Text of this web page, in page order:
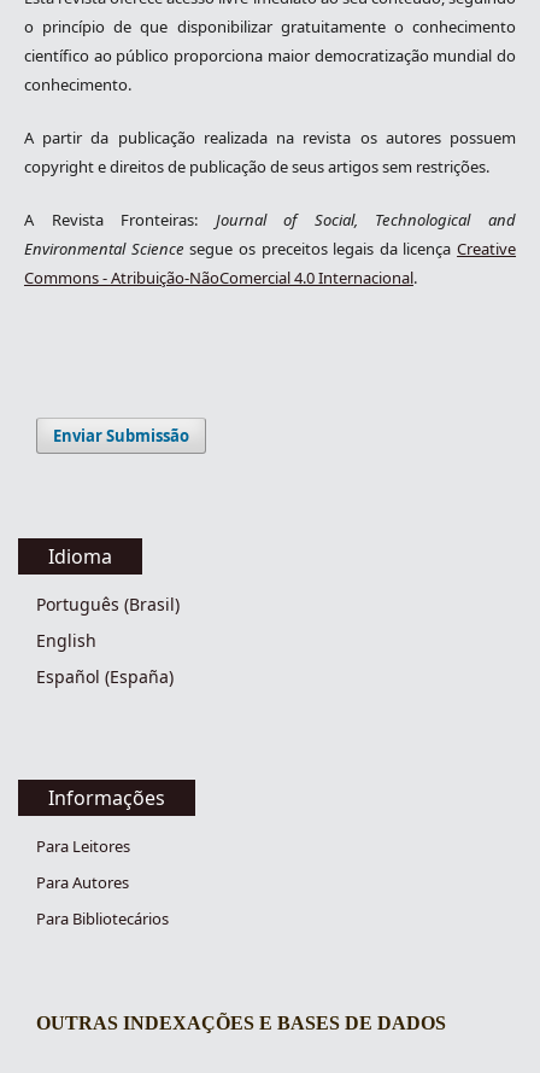
o princípio de que disponibilizar gratuitamente o conhecimento
científico ao público proporciona maior democratização mundial do
conhecimento.
A partir da publicação realizada na revista os autores possuem
copyright e direitos de publicação de seus artigos sem restrições.
A Revista Fronteiras: Journal of Social, Technological and
Environmental Science segue os preceitos legais da licençaCreative
Commons - Atribuição-NãoComercial 4.0 Internacional.
Enviar Submissão
Idioma
Português (Brasil)
English
Español (España)
Informações
Para Leitores
Para Autores
Para Bibliotecários
indexacoes-fronteiras
OUTRAS INDEXAÇÕES E BASES DE DADOS